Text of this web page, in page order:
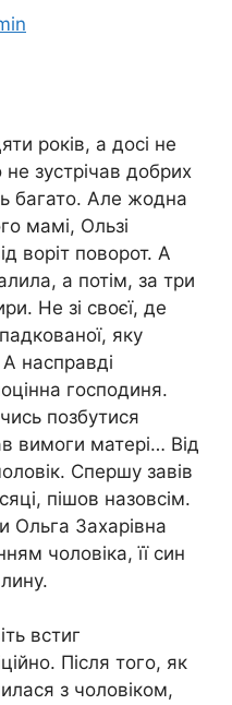
років, а досі не
зустрічав добрих
багато. Але жодна
мамі, Ользі
воріт поворот. А
а потім, за три
Не зі своєї, де
яку
насправді
господиня.
позбутися
вимоги матері… Від
Спершу завів
пішов назовсім.
Ольга Захарівна
чоловіка, її син
встиг
Після того, як
з чоловіком,